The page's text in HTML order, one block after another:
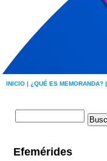
INICIO | ¿QUÉ ES MEMORANDA? |
Efemérides